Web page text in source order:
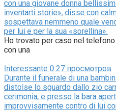
con una giovane donna
inventarti storie», disse con
sospettava nemmeno quale
per lui e per la sua «sorellina».
Ho trovato per caso nel
con una
Interessante 0 27 просмотров
Durante il funerale di una
distolse lo sguardo dallo zio
cerimonia, e presso la bara
improvvisamente contro di lui